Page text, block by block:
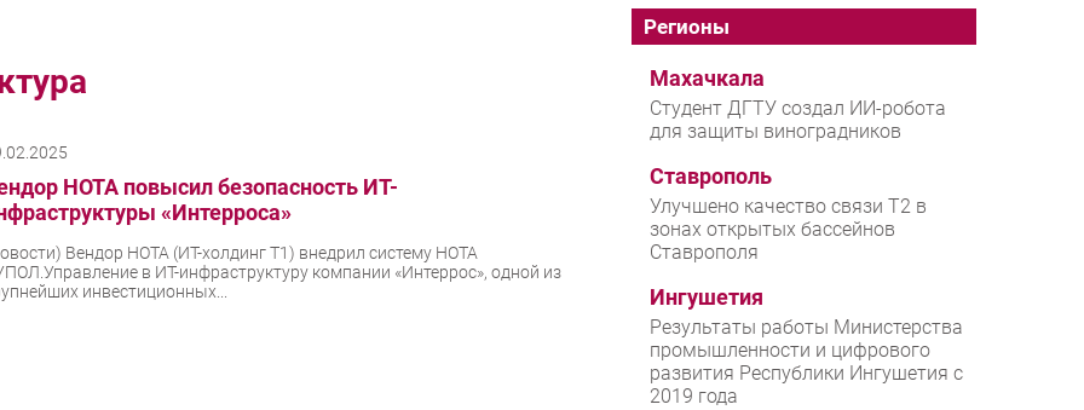
Инновации
CIO/Управление ИТ
Гаджеты
РАЗДЕЛЫ
Новости
Аналитика
Мероприятия
Проекты
IT класс
Тестовый стенд
Каталог компаний
НОТА повысил безопасность ИТ-
«Интерроса»
Вендор НОТА (ИТ-холдинг Т1) внедрил систему НОТА
в ИТ-инфраструктуру компании «Интеррос», одной из
инвестиционных...
Регионы
Махачкала
Студент ДГТУ создал ИИ-робота
для защиты виноградников
Ставрополь
Улучшено качество связи T2 в
зонах открытых бассейнов
Ставрополя
Ингушетия
Результаты работы Министерства
промышленности и цифрового
развития Республики Ингушетия с
2019 года